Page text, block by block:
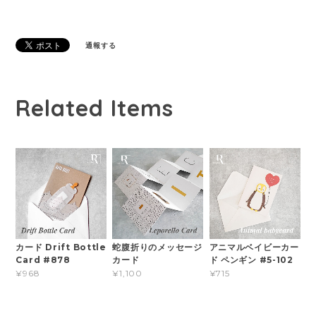
通報する
Related Items
カード Drift Bottle
Card #878
¥968
蛇腹折りのメッセージ
カード
¥1,100
アニマルベイビーカー
ド ペンギン #5-102
¥715